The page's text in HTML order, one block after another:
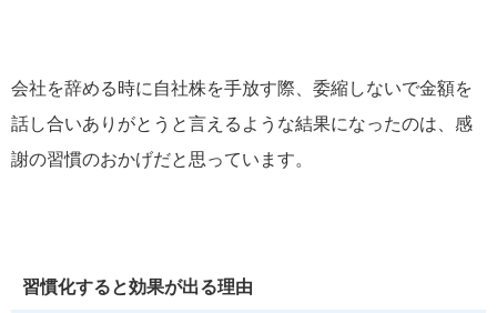
会社を辞める時に自社株を手放す際、委縮しないで金額を
話し合いありがとうと言えるような結果になったのは、感
謝の習慣のおかげだと思っています。
習慣化すると効果が出る理由